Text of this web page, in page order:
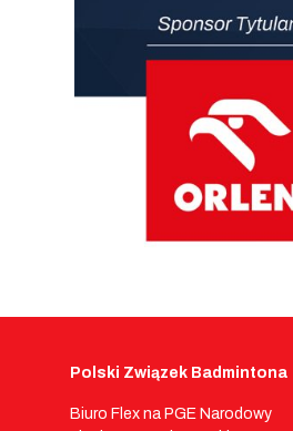
Polski Związek Badmintona
Biuro Flex na PGE Narodowy